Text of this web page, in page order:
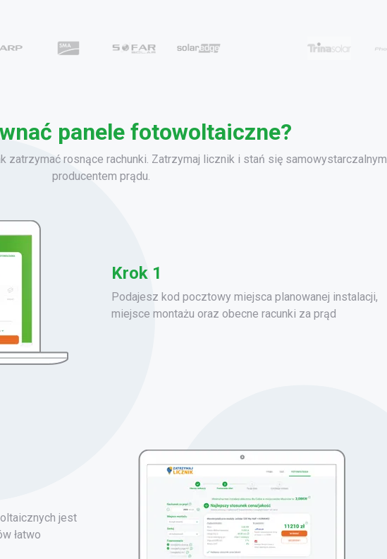
panele fotowoltaiczne?
zatrzymać rosnące rachunki. Zatrzymaj licznik i stań się samowystarczalnym
producentem prądu.
Krok 1
Podajesz kod pocztowy miejsca planowanej instalacji,
miejsce montażu oraz obecne racunki za prąd
jest
łatwo